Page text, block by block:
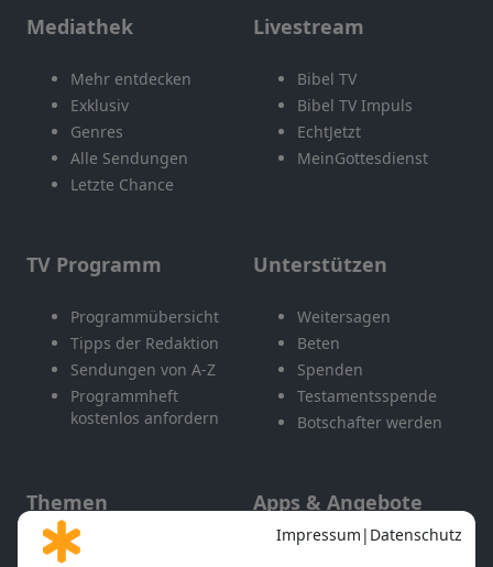
Mediathek
Mehr entdecken
Exklusiv
Genres
Alle Sendungen
Letzte Chance
Livestream
Bibel TV
Bibel TV Impuls
EchtJetzt
MeinGottesdienst
TV Programm
Programmübersicht
Tipps der Redaktion
Sendungen von A-Z
Programmheft
kostenlos anfordern
Unterstützen
Weitersagen
Beten
Spenden
Testamentsspende
Botschafter werden
Themen
Gott und Bibel erklärt
Apps & Angebote